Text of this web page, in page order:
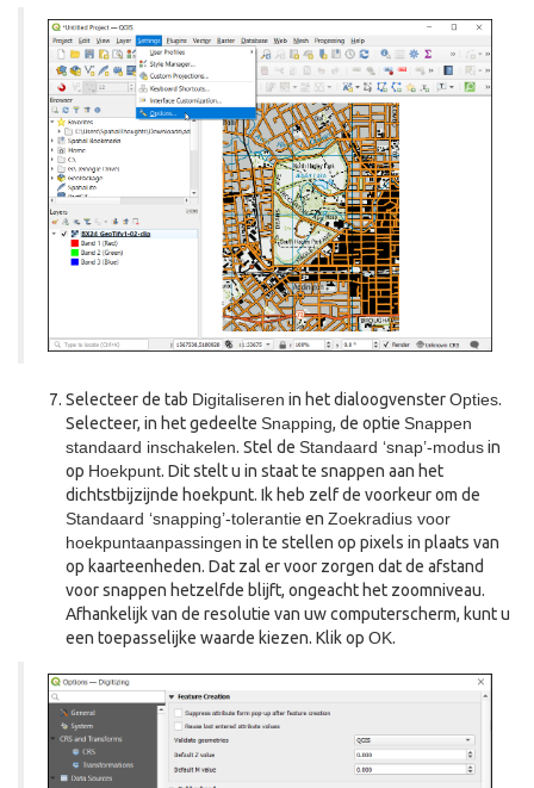
Selecteer de tab Digitaliseren in het dialoogvensterOpties.
Selecteer, in het gedeelte Snapping, de optie Snappen
standaard inschakelen. Stel de Standaard ‘snap’-modusin
op Hoekpunt. Dit stelt u in staat te snappen aan het
dichtstbijzijnde hoekpunt. Ik heb zelf de voorkeur om de
Standaard ‘snapping’-tolerantieen Zoekradius voor
hoekpuntaanpassingen in te stellen op pixels in plaats van
op kaarteenheden. Dat zal er voor zorgen dat de afstand
voor snappen hetzelfde blijft, ongeacht het zoomniveau.
Afhankelijk van de resolutie van uw computerscherm, kunt u
een toepasselijke waarde kiezen. Klik op OK.